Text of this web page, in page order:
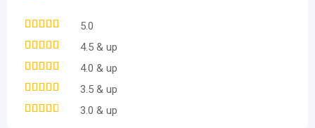
5.0
4.5 & up
4.0 & up
3.5 & up
3.0 & up